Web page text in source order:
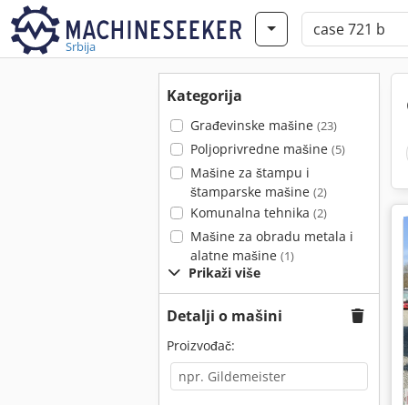
Srbija
Kategorija
Građevinske mašine (23)
Poljoprivredne mašine (5)
Mašine za štampu i
štamparske mašine (2)
Komunalna tehnika (2)
Mašine za obradu metala i
alatne mašine (1)
Prikaži više
Detalji o mašini
Proizvođač: